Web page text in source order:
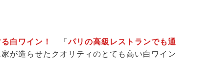
白ワイン！ 「パリの高級レストランでも通
家が造らせたクオリティのとても高い白ワイン